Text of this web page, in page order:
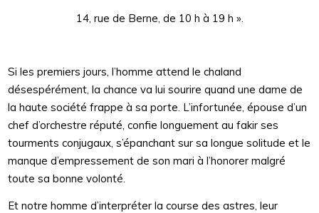
14, rue de Berne, de 10 h à 19 h ».
Si les premiers jours, l’homme attend le chaland
désespérément, la chance va lui sourire quand une dame de
la haute société frappe à sa porte. L’infortunée, épouse d’un
chef d’orchestre réputé, confie longuement au fakir ses
tourments conjugaux, s’épanchant sur sa longue solitude et le
manque d’empressement de son mari à l’honorer malgré
toute sa bonne volonté.
Et notre homme d’interpréter la course des astres, leur